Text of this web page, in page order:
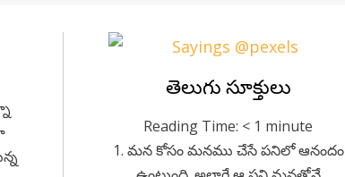
Posted
July 16, 2020
Telugu
తెలుగు సూక్తులు
Reading Time: < 1 minute
1. మన కోసం మనము చేసే పనిలో ఆనందం